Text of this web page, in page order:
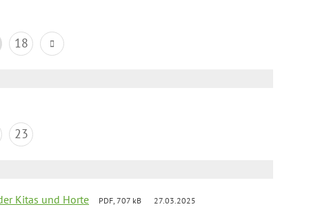
18
23
Kitas und Horte PDF, 707 kB 27.03.2025